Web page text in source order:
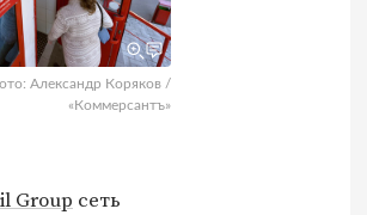
Александр Коряков /
«Коммерсантъ»
Group сеть